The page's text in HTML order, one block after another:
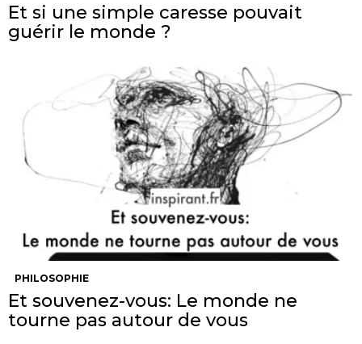
Et si une simple caresse pouvait
guérir le monde ?
PHILOSOPHIE
Et souvenez-vous: Le monde ne
tourne pas autour de vous